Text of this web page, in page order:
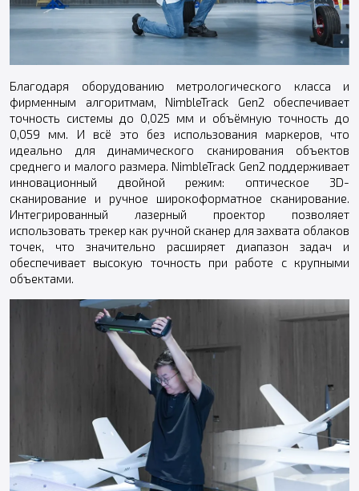
Благодаря оборудованию метрологического класса и
фирменным алгоритмам, NimbleTrack Gen2 обеспечивает
точность системы до 0,025 мм и объёмную точность до
0,059 мм. И всё это без использования маркеров, что
идеально для динамического сканирования объектов
среднего и малого размера. NimbleTrack Gen2 поддерживает
инновационный двойной режим: оптическое 3D-
сканирование и ручное широкоформатное сканирование.
Интегрированный лазерный проектор позволяет
использовать трекер как ручной сканер для захвата облаков
точек, что значительно расширяет диапазон задач и
обеспечивает высокую точность при работе с крупными
объектами.